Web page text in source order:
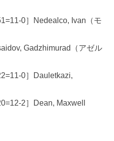
0］Nedealco, Ivan（モ
Gadzhimurad（アゼル
0］Dauletkazi,
2］Dean, Maxwell